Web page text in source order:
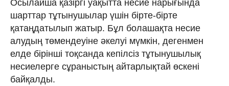
Осылайша қазіргі уақытта несие нарығында
шарттар тұтынушылар үшін бірте-бірте
қатаңдатылып жатыр. Бұл болашақта несие
алудың төмендеуіне әкелуі мүмкін, дегенмен
елде бірінші тоқсанда кепілсіз тұтынушылық
несиелерге сұраныстың айтарлықтай өскені
байқалды.